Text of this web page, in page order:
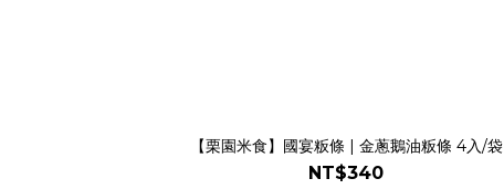
【栗園米食】國宴粄條 | 金蔥鵝油粄條 4入/袋
NT$340